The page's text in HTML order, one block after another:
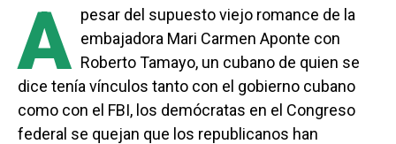
A pesar del supuesto viejo romance de la
embajadora Mari Carmen Aponte con
Roberto Tamayo, un cubano de quien se
dice tenía vínculos tanto con el gobierno cubano
como con el FBI, los demócratas en el Congreso
federal se quejan que los republicanos han